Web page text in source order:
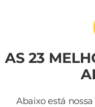
AS 23
Abaixo está